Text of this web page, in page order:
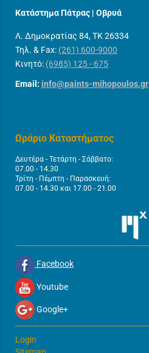
Κατάστημα Πάτρας | Οβρυά
Λ. Δημοκρατίας 84, ΤΚ 26334
Τηλ. & Fax: (261) 600-9000
Κινητό: (6985) 125 - 675
Email: info@paints-mihopoulos.gr
Ωράριο Καταστήματος
Δευτέρα - Τετάρτη - Σάββατο:
07.00 - 14.30
Τρίτη - Πέμπτη - Παρασκευή:
07.00 - 14.30 και 17.00 - 21.00
Facebook
Youtube
Google+
Login